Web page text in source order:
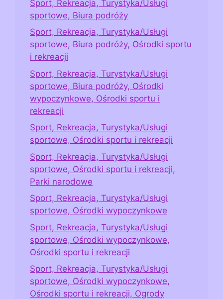
Sport, Rekreacja, Turystyka/Usługi
sportowe, Biura podróży
Sport, Rekreacja, Turystyka/Usługi
sportowe, Biura podróży, Ośrodki sportu
i rekreacji
Sport, Rekreacja, Turystyka/Usługi
sportowe, Biura podróży, Ośrodki
wypoczynkowe, Ośrodki sportu i
rekreacji
Sport, Rekreacja, Turystyka/Usługi
sportowe, Ośrodki sportu i rekreacji
Sport, Rekreacja, Turystyka/Usługi
sportowe, Ośrodki sportu i rekreacji,
Parki narodowe
Sport, Rekreacja, Turystyka/Usługi
sportowe, Ośrodki wypoczynkowe
Sport, Rekreacja, Turystyka/Usługi
sportowe, Ośrodki wypoczynkowe,
Ośrodki sportu i rekreacji
Sport, Rekreacja, Turystyka/Usługi
sportowe, Ośrodki wypoczynkowe,
Ośrodki sportu i rekreacji, Ogrody